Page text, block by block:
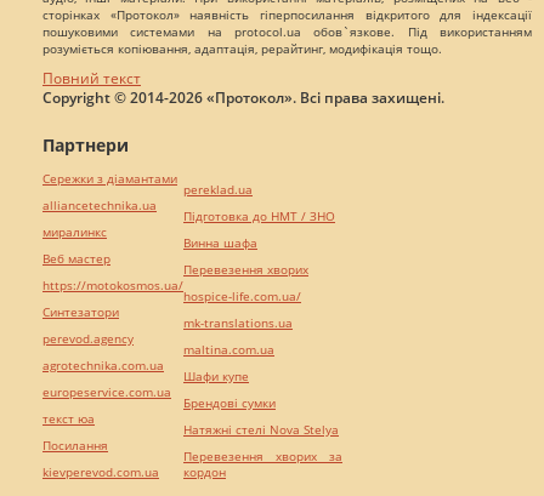
сторінках «Протокол» наявність гіперпосилання відкритого для індексації
пошуковими системами на protocol.ua обов`язкове. Під використанням
розуміється копіювання, адаптація, рерайтинг, модифікація тощо.
Повний текст
Copyright © 2014-2026 «Протокол». Всі права захищені.
Партнери
Сережки з діамантами
alliancetechnika.ua
миралинкс
Веб мастер
https://motokosmos.ua/
Синтезатори
perevod.agency
agrotechnika.com.ua
europeservice.com.ua
текст юа
Посилання
kievperevod.com.ua
pereklad.ua
Підготовка до НМТ / ЗНО
Винна шафа
Перевезення хворих
hospice-life.com.ua/
mk-translations.ua
maltina.com.ua
Шафи купе
Брендові сумки
Натяжні стелі Nova Stelya
Перевезення хворих за
кордон